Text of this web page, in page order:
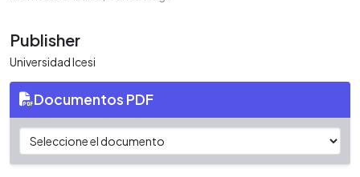
Publisher
Universidad Icesi
Documentos PDF